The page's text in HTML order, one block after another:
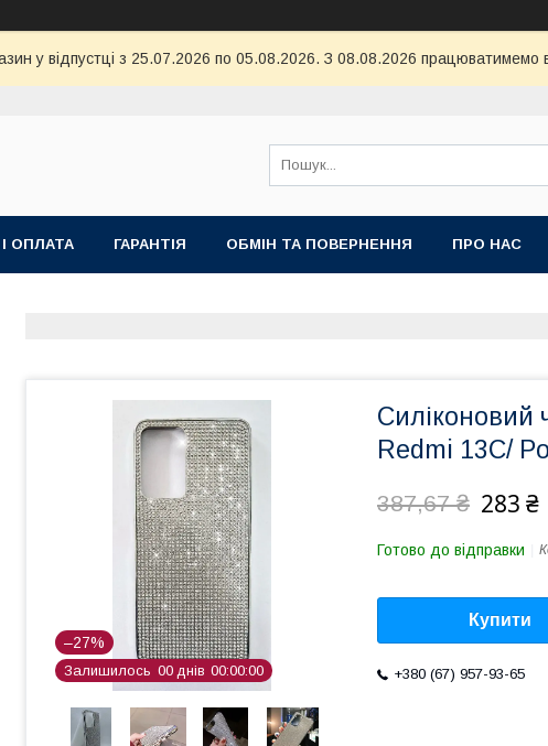
у відпустці з 25.07.2026 по 05.08.2026. З 08.08.2026 працюватимемо
ОПЛАТА ГАРАНТІЯ ОБМІН ТА ПОВЕРНЕННЯ ПРО НАС
–27%
Залишилось 00 днів 00 00 00
Силіконовий
Redmi 13C/
387,67 ₴ 283 ₴
Готово до відправки
Купити
+380 (67) 957-93-65